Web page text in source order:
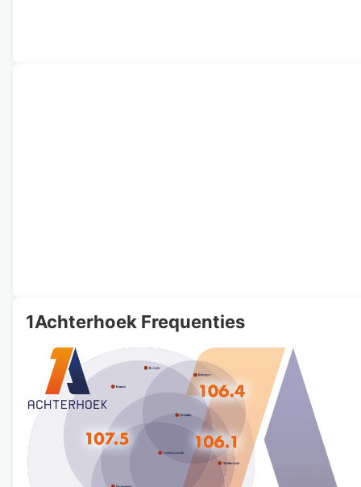
1Achterhoek Frequenties